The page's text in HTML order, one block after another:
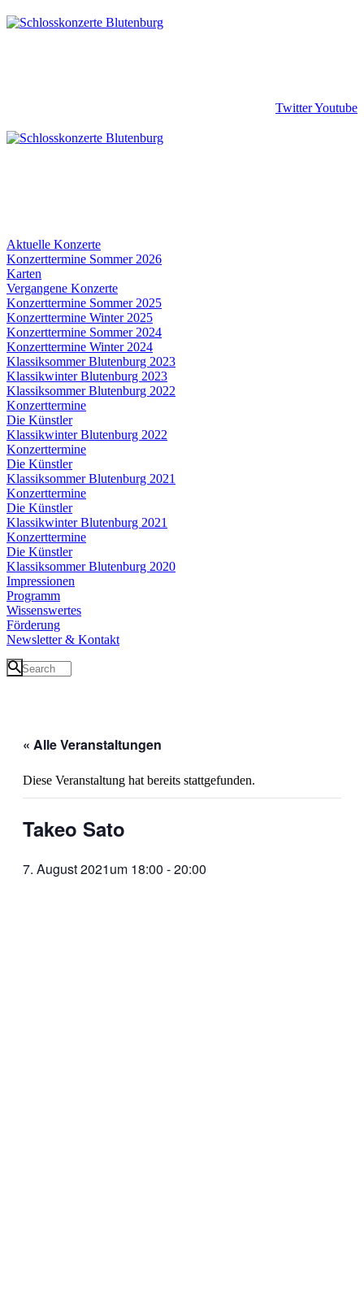
TwitterYoutube
Aktuelle Konzerte
Konzerttermine Sommer 2026
Karten
Vergangene Konzerte
Konzerttermine Sommer 2025
Konzerttermine Winter 2025
Konzerttermine Sommer 2024
Konzerttermine Winter 2024
Klassiksommer Blutenburg 2023
Klassikwinter Blutenburg 2023
Klassiksommer Blutenburg 2022
Konzerttermine
Die Künstler
Klassikwinter Blutenburg 2022
Konzerttermine
Die Künstler
Klassiksommer Blutenburg 2021
Konzerttermine
Die Künstler
Klassikwinter Blutenburg 2021
Konzerttermine
Die Künstler
Klassiksommer Blutenburg 2020
Impressionen
Programm
Wissenswertes
Förderung
Newsletter & Kontakt
« Alle Veranstaltungen
Diese Veranstaltung hat bereits stattgefunden.
Takeo Sato
7. August 2021um 18:00 -20:00